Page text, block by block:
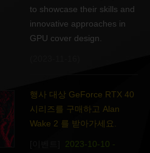
to showcase their skills and
innovative approaches in
GPU cover design.
행사 대상 GeForce RTX 40
시리즈를 구매하고 Alan
Wake 2 를 받아가세요.
2023-10-10 -